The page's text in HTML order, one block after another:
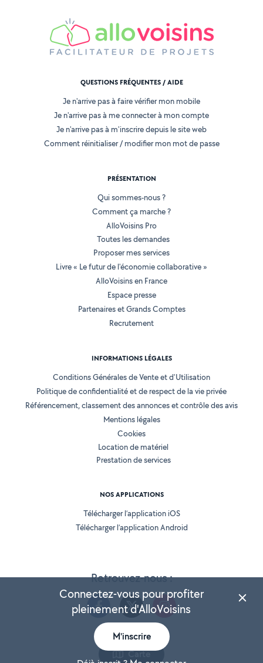
Carte
Retrouvez-nous :
QUESTIONS FRÉQUENTES / AIDE
Je n'arrive pas à faire vérifier mon mobile
Je n'arrive pas à me connecter à mon compte
Je n'arrive pas à m'inscrire depuis le site web
Comment réinitialiser / modifier mon mot de passe
PRÉSENTATION
Qui sommes-nous ?
Comment ça marche ?
AlloVoisins Pro
Toutes les demandes
Proposer mes services
Livre « Le futur de l'économie collaborative »
AlloVoisins en France
Espace presse
Partenaires et Grands Comptes
Recrutement
INFORMATIONS LÉGALES
Conditions Générales de Vente et d'Utilisation
Politique de confidentialité et de respect de la vie privée
Référencement, classement des annonces et contrôle des avis
Mentions légales
Cookies
Location de matériel
Prestation de services
NOS APPLICATIONS
Télécharger l’application iOS
Télécharger l’application Android
Connectez-vous pour profiter
pleinement d'AlloVoisins
M'inscrire